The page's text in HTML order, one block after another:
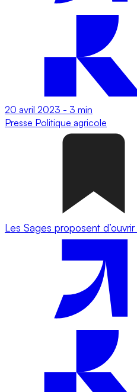
20 avril 2023 - 3 min
Presse Politique agricole
Les Sages proposent